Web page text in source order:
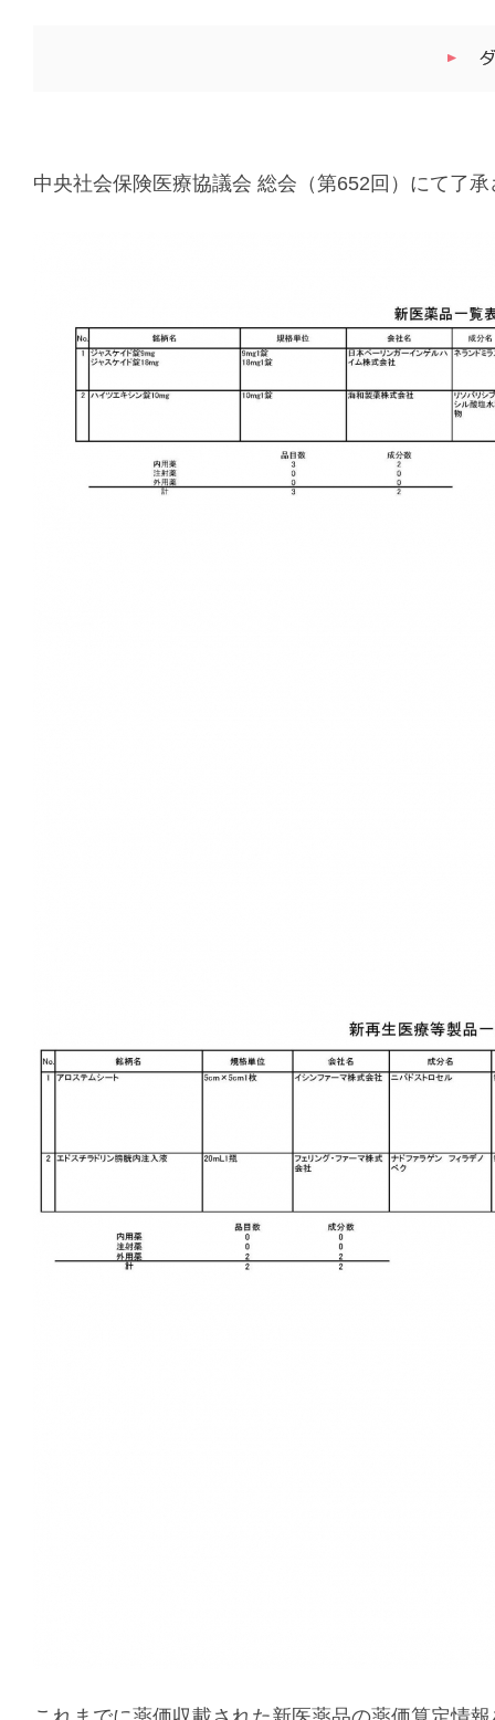
中央社会保険医療協議会 総会（第652回）にて了